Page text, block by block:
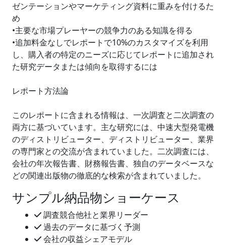
ゼンテーションやマーケティング資料に重みを付けるた
め
•主要な市場プレーヤーの競争力のある知識を得る
•追加料金なしでレポートで10%のカスタマイズを利用
し、購入者の特定のニーズに応じてレポートに追加され
た研究データまたは傾向を取得するには
レポート方法論
このレポートに含まれる情報は、一次調査と二次調査の
両方に基づいています。主な研究には、中速大型発電機
のディストリビューター、ディストリビューター、業界
の専門家との交流が含まれていました。二次調査には、
会社の年次報告書、財務報告書、独自のデータベースな
どの関連出版物の徹底的な検索が含まれていました。
サンプル納品物ショーケース
調査競合他社と業界リーダー
過去のデータに基づく予測
会社の収益シェアモデル